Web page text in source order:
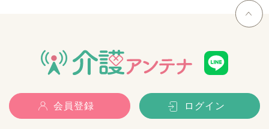
会員登録 ログイン